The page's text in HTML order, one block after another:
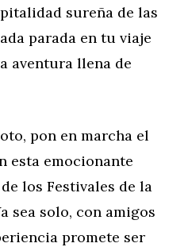
sureña de las
parada en tu viaje
aventura llena de
pon en marcha el
esta emocionante
los Festivales de la
sea solo, con amigos
promete ser